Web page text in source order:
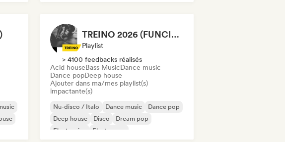
TREINO 2026 (FUNCIONAL E MALHAÇÃO)
Playlist
> 4100 feedbacks réalisés
Acid houseBass MusicDance music
Dance popDeep house
Ajouter dans ma/mes playlist(s)
impactante(s)
Nu-disco / Italo Dance music
Dance pop
Deep house
Disco
Dream pop
Electronica
Electropop